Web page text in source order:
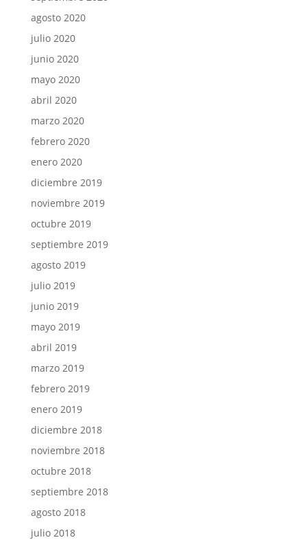
agosto 2020
julio 2020
junio 2020
mayo 2020
abril 2020
marzo 2020
febrero 2020
enero 2020
diciembre 2019
noviembre 2019
octubre 2019
septiembre 2019
agosto 2019
julio 2019
junio 2019
mayo 2019
abril 2019
marzo 2019
febrero 2019
enero 2019
diciembre 2018
noviembre 2018
octubre 2018
septiembre 2018
agosto 2018
julio 2018